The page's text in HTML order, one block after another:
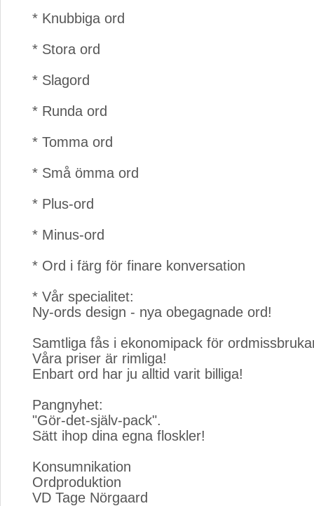
* Knubbiga ord
* Stora ord
* Slagord
* Runda ord
* Tomma ord
* Små ömma ord
* Plus-ord
* Minus-ord
* Ord i färg för finare konversation
* Vår specialitet:
Ny-ords design - nya obegagnade ord!
Samtliga fås i ekonomipack för
Våra priser är rimliga!
Enbart ord har ju alltid varit billiga!
Pangnyhet:
"Gör-det-själv-pack".
Sätt ihop dina egna floskler!
Konsumnikation
Ordproduktion
VD Tage Nörgaard